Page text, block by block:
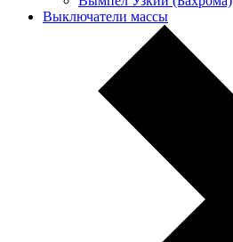
Выключатели массы